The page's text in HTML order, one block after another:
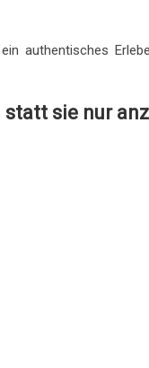
authentisches
sie nur